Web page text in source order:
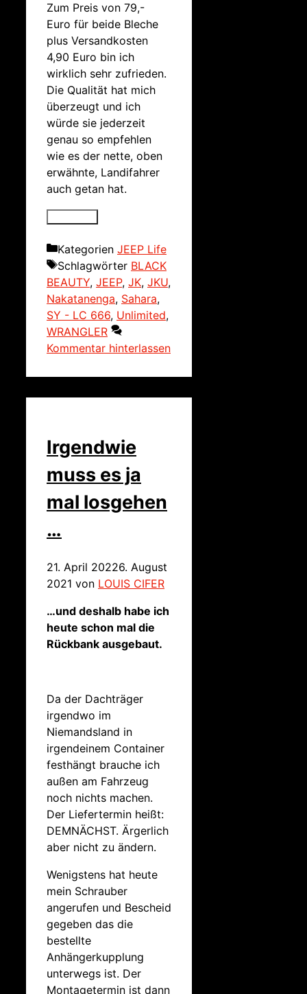
Zum Preis von 79,-
Euro für beide Bleche
plus Versandkosten
4,90 Euro bin ich
wirklich sehr zufrieden.
Die Qualität hat mich
überzeugt und ich
würde sie jederzeit
genau so empfehlen
wie es der nette, oben
erwähnte, Landifahrer
auch getan hat.
Kategorien JEEP Life
Schlagwörter BLACK
BEAUTY, JEEP, JK, JKU,
Nakatanenga, Sahara,
SY - LC 666, Unlimited,
WRANGLER
Kommentar hinterlassen
Irgendwie
muss es ja
mal losgehen
…
21. April 20226. August
2021 von LOUIS CIFER
…und deshalb habe ich
heute schon mal die
Rückbank ausgebaut.
Da der Dachträger
irgendwo im
Niemandsland in
irgendeinem Container
festhängt brauche ich
außen am Fahrzeug
noch nichts machen.
Der Liefertermin heißt:
DEMNÄCHST. Ärgerlich
aber nicht zu ändern.
Wenigstens hat heute
mein Schrauber
angerufen und Bescheid
gegeben das die
bestellte
Anhängerkupplung
unterwegs ist. Der
Montagetermin ist dann